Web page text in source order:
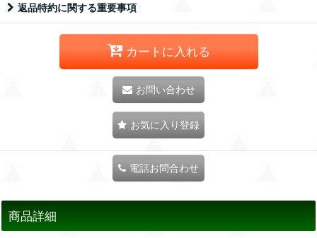
返品特約に関する重要事項
カートに入れる
お問い合わせ
お気に入り登録
電話お問合わせ
商品詳細